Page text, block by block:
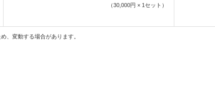
（30,000円 × 1セット ）
、変動する場合があります。